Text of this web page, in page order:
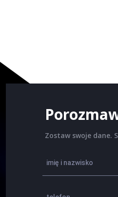
Zostaw swoje dane.